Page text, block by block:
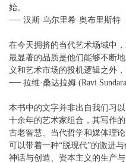
始。
── 汉斯·乌尔里希·奥布里斯特
在今天拥挤的当代艺术场域中
最显著的品质是他们能够不断
义和艺术市场的投机逻辑之外
── 拉维·桑达拉姆 (Ravi
本书中的文字并非出自我们习
十余年的艺术家组合，其写作
古老智慧、当代哲学和媒体理
可以带着一种“脱现代”的激进
神话与创造、资本主义的生产